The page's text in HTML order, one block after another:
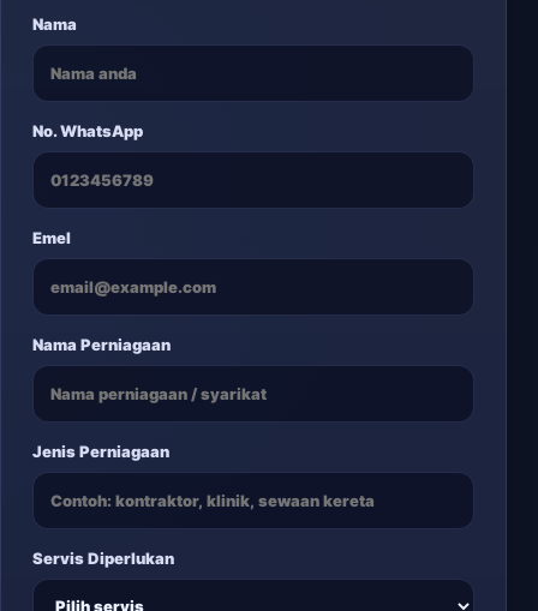
Nama
No. WhatsApp
Emel
Nama Perniagaan
Jenis Perniagaan
Servis Diperlukan